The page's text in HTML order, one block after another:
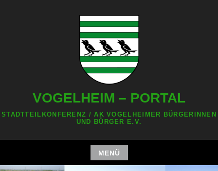
VOGELHEIM – PORTAL
STADTTEILKONFERENZ / AK VOGELHEIMER BÜRGERINNEN
UND BÜRGER E.V.
MENÜ
Zum